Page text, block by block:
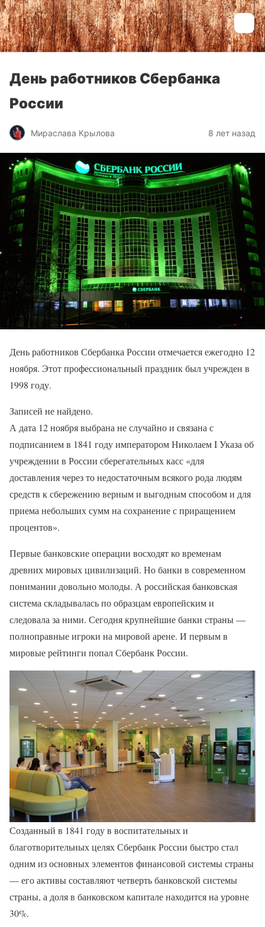
День работников Сбербанка
России
Мираслава Крылова 8 лет назад
День работников Сбербанка России отмечается ежегодно 12
ноября. Этот профессиональный праздник был учрежден в
1998 году.
Записей не найдено.
А дата 12 ноября выбрана не случайно и связана с
подписанием в 1841 году императором Николаем I Указа об
учреждении в России сберегательных касс «для
доставления через то недостаточным всякого рода людям
средств к сбережению верным и выгодным способом и для
приема небольших сумм на сохранение с приращением
процентов».
Первые банковские операции восходят ко временам
древних мировых цивилизаций. Но банки в современном
понимании довольно молоды. А российская банковская
система складывалась по образцам европейским и
следовала за ними. Сегодня крупнейшие банки страны —
полноправные игроки на мировой арене. И первым в
мировые рейтинги попал Сбербанк России.
Созданный в 1841 году в воспитательных и
благотворительных целях Сбербанк России быстро стал
одним из основных элементов финансовой системы страны
— его активы составляют четверть банковской системы
страны, а доля в банковском капитале находится на уровне
30%.